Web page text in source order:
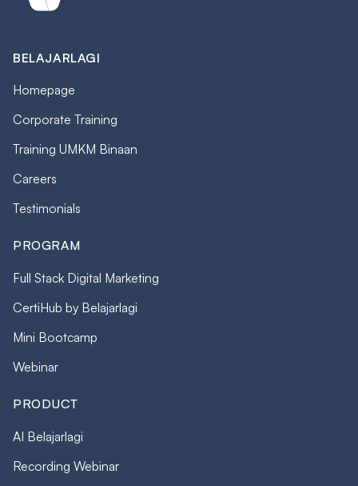
BELAJARLAGI
Homepage
Corporate Training
Training UMKM Binaan
Careers
Testimonials
PROGRAM
Full Stack Digital Marketing
CertiHub by Belajarlagi
Mini Bootcamp
Webinar
PRODUCT
AI Belajarlagi
Recording Webinar